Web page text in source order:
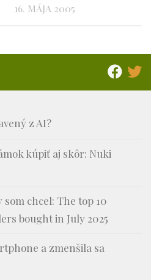
16. MÁJA 2005
z AI?
kúpiť aj skôr: Nuki
som chcel: The top 10
bought in July 2025
a zmenšila sa